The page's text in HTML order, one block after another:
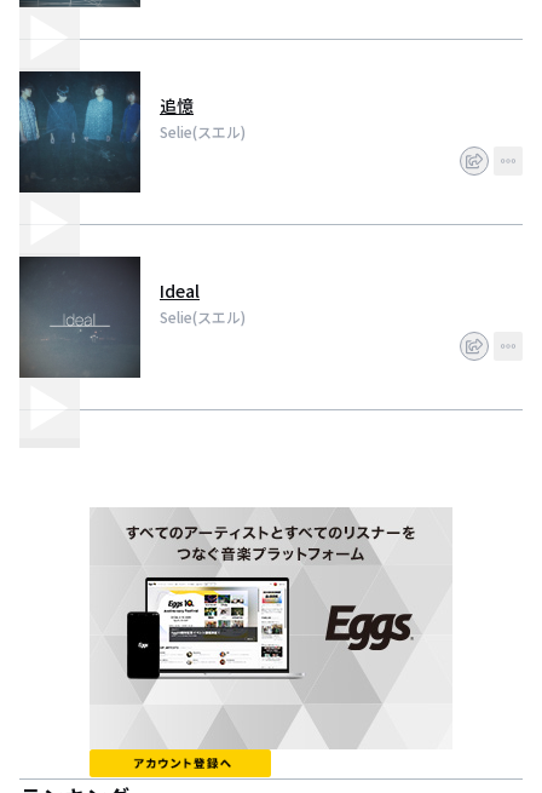
追憶
Selie(スエル)
Ideal
Selie(スエル)